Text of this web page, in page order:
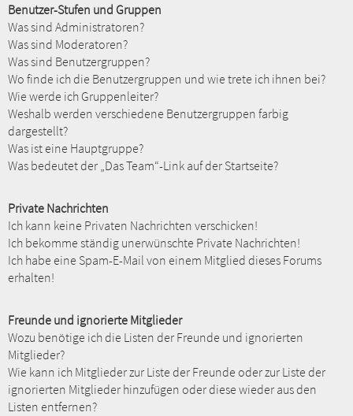
Benutzer-Stufen und Gruppen
Was sind Administratoren?
Was sind Moderatoren?
Was sind Benutzergruppen?
Wo finde ich die Benutzergruppen und wie trete ich ihnen bei?
Wie werde ich Gruppenleiter?
Weshalb werden verschiedene Benutzergruppen farbig
dargestellt?
Was ist eine Hauptgruppe?
Was bedeutet der „Das Team“-Link auf der Startseite?
Private Nachrichten
Ich kann keine Privaten Nachrichten verschicken!
Ich bekomme ständig unerwünschte Private Nachrichten!
Ich habe eine Spam-E-Mail von einem Mitglied dieses Forums
erhalten!
Freunde und ignorierte Mitglieder
Wozu benötige ich die Listen der Freunde und ignorierten
Mitglieder?
Wie kann ich Mitglieder zur Liste der Freunde oder zur Liste der
ignorierten Mitglieder hinzufügen oder diese wieder aus den
Listen entfernen?